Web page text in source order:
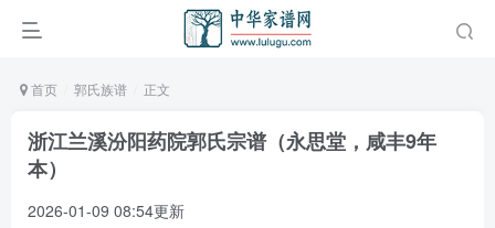
首页 郭氏族谱 正文
浙江兰溪汾阳药院郭氏宗谱（永思堂，咸丰9年
本）
2026-01-09 08:54更新